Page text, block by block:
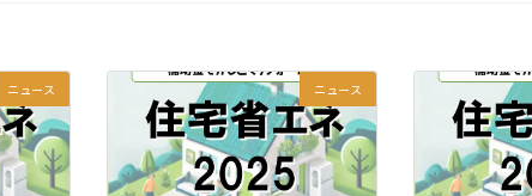
ニュース ニュース